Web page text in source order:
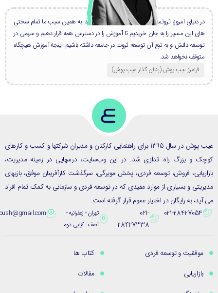
در دنیای امروز، ثروتمندان بزرگ، همه دانشمند هستند. به همین سبب ما تمام سختی
های این مسیر را به جان خریدیم تا آموزش را در دسترس همه قرار دهیم و سهمی در
توسعه دانش و به تبع آن توسعه ثروت در جامعه داشته باشیم. اینجا؛ آموزش هیچگاه
متوقف نخواهد شد.
فرامرز عیب پوش (بنیان گذار عیب پوش​)
عیب پوش در سال 1395 برای راهنمایی کارکنان و مدیران شرکتها و کسب و کارهای
و بزرگ راه اندازی شد. در این وب‌سایت، درسهایی در زمینه مدیریت،
فروش، توسعه فردی، پخش مویرگی، سرگذشت کارآفرینان موفق، بازیهای
و بسیاری از موارد مفیدی که در توسعه فردی و سازمانی به کمک تمام افراد
به رایگان در اختیار عموم قرار گرفته است.
021-28427054
021-
28427338
تهران - زعفرانیه -
آصف - کیایی دوم
eybpoush@gmail.com
موفقیت و توسعه فردی
بازاریابی
کتاب ها
مقالات